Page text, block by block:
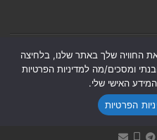
החוויה שלך באתר שלנו, בלחיצה
ומסכים/מה למדיניות הפרטיות
האישי שלי.
הפרטיות